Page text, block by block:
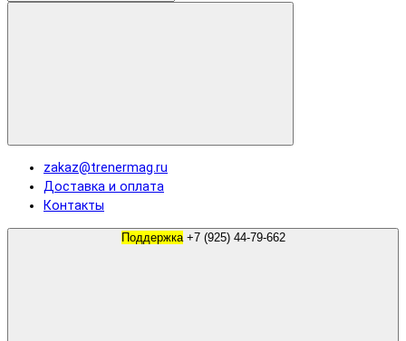
zakaz@trenermag.ru
Доставка и оплата
Контакты
Поддержка +7 (925) 44-79-662